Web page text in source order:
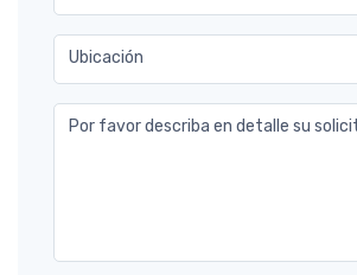
Ubicación
Por favor describa en detalle su